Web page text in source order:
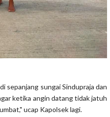
sepanjang sungai Sindupraja dan
ketika angin datang tidak jatuh
ucap Kapolsek lagi.